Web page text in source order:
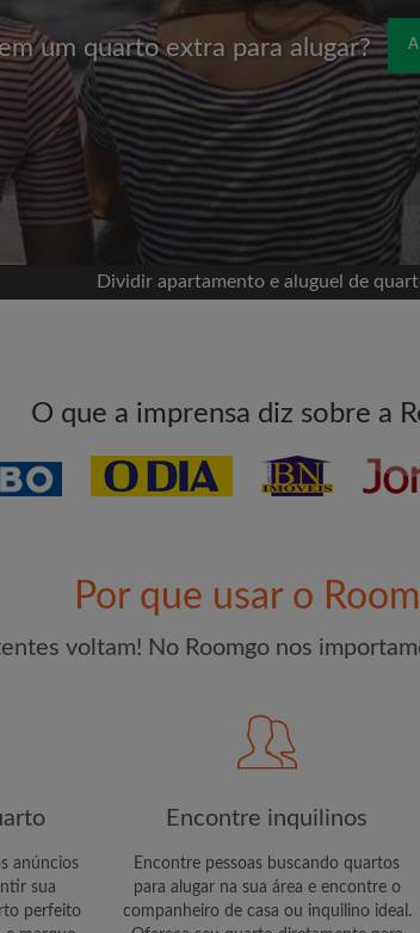
um quarto extra para alugar?
o Facebook
linha do tempo sem
quarto
a procurar
quartos ou novas
aos quartos
Nome
Gostaria
Dividir apartamento e aluguel de
O que a imprensa diz sobre a
Por que usar o
voltam! No Roomgo nos
anúncios
sua
perfeito
Encontre inquilinos
Encontre pessoas buscando quartos
para alugar na sua área e encontre o
companheiro de casa ou inquilino ideal.